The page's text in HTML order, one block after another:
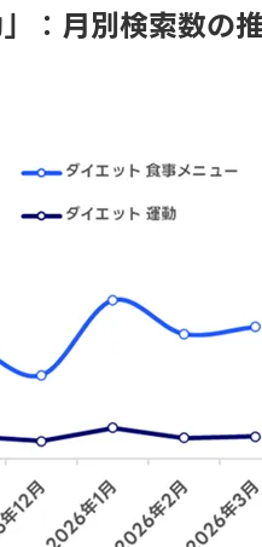
：月別検索数の